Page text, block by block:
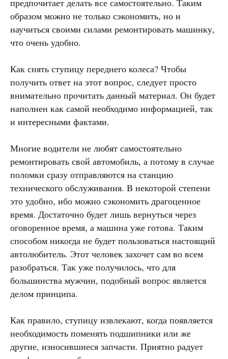
предпочитает делать все самостоятельно. Таким
образом можно не только сэкономить, но и
научиться своими силами ремонтировать машинку,
что очень удобно.
Как снять ступицу переднего колеса? Чтобы
получить ответ на этот вопрос, следует просто
внимательно прочитать данный материал. Он будет
наполнен как самой необходимо информацией, так
и интересными фактами.
Многие водители не любят самостоятельно
ремонтировать свой автомобиль, а потому в случае
поломки сразу отправляются на станцию
технического обслуживания. В некоторой степени
это удобно, ибо можно сэкономить драгоценное
время. Достаточно будет лишь вернуться через
оговоренное время, а машина уже готова. Таким
способом никогда не будет пользоваться настоящий
автолюбитель. Этот человек захочет сам во всем
разобраться. Так уже получилось, что для
большинства мужчин, подобный вопрос является
делом принципа.
Как правило, ступицу извлекают, когда появляется
необходимость поменять подшипники или же
другие, износившиеся запчасти. Приятно радует